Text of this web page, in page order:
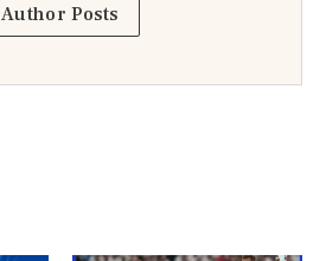
Author Posts